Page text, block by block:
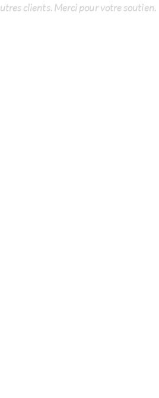
clients. Merci pour votre soutien.